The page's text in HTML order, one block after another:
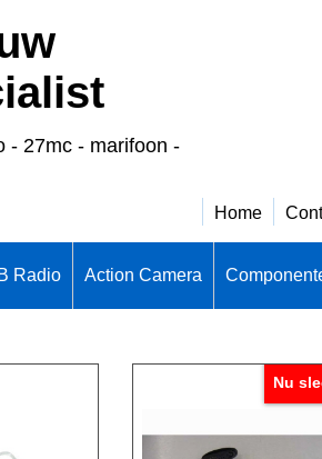
- 27mc - marifoon -
Home
Radio Action Camera
Nu